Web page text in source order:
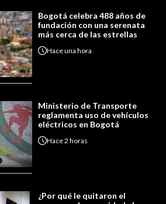
Bogotá celebra 488 años de
fundación con una serenata
más cerca de las estrellas
Haceuna hora
Ministerio de Transporte
reglamenta uso de vehículos
eléctricos en Bogotá
Hace2 horas
¿Por qué le quitaron el